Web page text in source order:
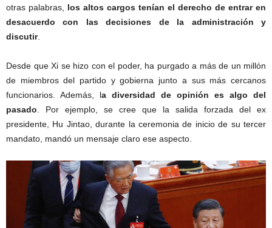
otras palabras, los altos cargos tenían el derecho de entrar en
desacuerdo con las decisiones de la administración y
discutir.
Desde que Xi se hizo con el poder, ha purgado a más de un millón
de miembros del partido y gobierna junto a sus más cercanos
funcionarios. Además, la diversidad de opinión es algo del
pasado . Por ejemplo, se cree que la salida forzada del ex
presidente, Hu Jintao, durante la ceremonia de inicio de su tercer
mandato, mandó un mensaje claro ese aspecto.